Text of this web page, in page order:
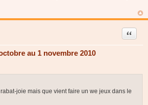
au 1 novembre 2010
Citer
joie mais que vient faire un we jeux dans le